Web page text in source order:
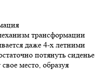
трансформации
даже 4-х летними
потянуть сиденье
место, образуя